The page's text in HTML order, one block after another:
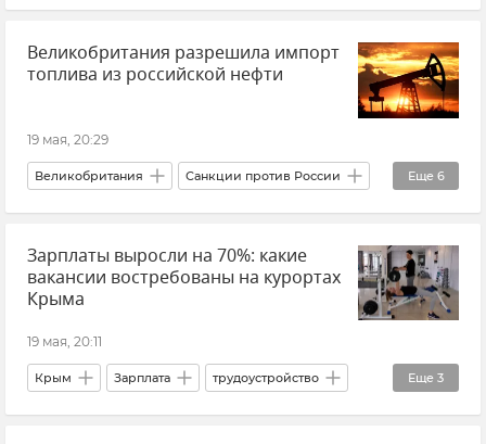
ВСУ (Вооруженные силы Украины) В мире
Львов Общество Новости
Великобритания разрешила импорт
топлива из российской нефти
19 мая, 20:29
Еще 6
Великобритания Санкции против России
Санкции Нефть Российская нефть
В мире Экономика Новости
Зарплаты выросли на 70%: какие
вакансии востребованы на курортах
Крыма
19 мая, 20:11
Еще 3
Крым Зарплата трудоустройство
Рынок труда Общество